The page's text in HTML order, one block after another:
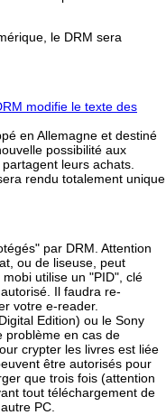
le DRM sera
modifie le texte des
en Allemagne et destiné
possibilité aux
leurs achats.
rendu totalement unique
par DRM. Attention
ou de liseuse, peut
utilise un "PID", clé
Il faudra re-
votre e-reader.
Edition) ou le Sony
problème en cas de
crypter les livres est liée
être autorisés pour
que trois fois (attention
tout téléchargement de
PC.